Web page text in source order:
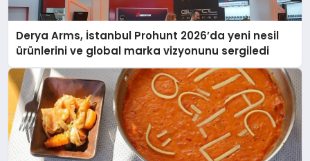
Derya Arms, İstanbul Prohunt 2026’da yeni nesil
ürünlerini ve global marka vizyonunu sergiledi